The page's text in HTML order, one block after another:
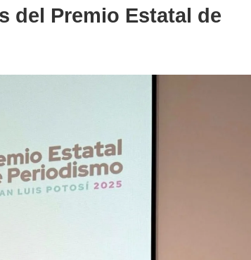
del Premio Estatal de